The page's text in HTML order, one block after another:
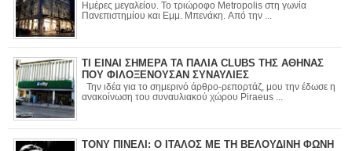
Ημέρες μεγαλείου. Το τριώροφο Metropolis στη γωνία
Πανεπιστημίου και Εμμ. Μπενάκη. Από την ...
ΤΙ ΕΙΝΑΙ ΣΗΜΕΡΑ ΤΑ ΠΑΛΙΑ CLUBS ΤΗΣ ΑΘΗΝΑΣ
ΠΟΥ ΦΙΛΟΞΕΝΟΥΣΑΝ ΣΥΝΑΥΛΙΕΣ
Την ιδέα για το σημερινό άρθρο-ρεπορτάζ, μου την έδωσε η
ανακοίνωση του συναυλιακού χώρου Piraeus ...
ΤΟΝΥ ΠΙΝΕΛΙ: Ο ΙΤΑΛΟΣ ΜΕ ΤΗ ΒΕΛΟΥΔΙΝΗ ΦΩΝΗ